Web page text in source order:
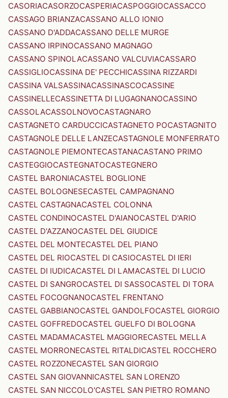
CASORIACASORZOCASPERIACASPOGGIOCASSACCO
CASSAGO BRIANZACASSANO ALLO IONIO
CASSANO D'ADDACASSANO DELLE MURGE
CASSANO IRPINOCASSANO MAGNAGO
CASSANO SPINOLACASSANO VALCUVIACASSARO
CASSIGLIOCASSINA DE' PECCHICASSINA RIZZARDI
CASSINA VALSASSINACASSINASCOCASSINE
CASSINELLECASSINETTA DI LUGAGNANOCASSINO
CASSOLACASSOLNOVOCASTAGNARO
CASTAGNETO CARDUCCICASTAGNETO POCASTAGNITO
CASTAGNOLE DELLE LANZECASTAGNOLE MONFERRATO
CASTAGNOLE PIEMONTECASTANACASTANO PRIMO
CASTEGGIOCASTEGNATOCASTEGNERO
CASTEL BARONIACASTEL BOGLIONE
CASTEL BOLOGNESECASTEL CAMPAGNANO
CASTEL CASTAGNACASTEL COLONNA
CASTEL CONDINOCASTEL D'AIANOCASTEL D'ARIO
CASTEL D'AZZANOCASTEL DEL GIUDICE
CASTEL DEL MONTECASTEL DEL PIANO
CASTEL DEL RIOCASTEL DI CASIOCASTEL DI IERI
CASTEL DI IUDICACASTEL DI LAMACASTEL DI LUCIO
CASTEL DI SANGROCASTEL DI SASSOCASTEL DI TORA
CASTEL FOCOGNANOCASTEL FRENTANO
CASTEL GABBIANOCASTEL GANDOLFOCASTEL GIORGIO
CASTEL GOFFREDOCASTEL GUELFO DI BOLOGNA
CASTEL MADAMACASTEL MAGGIORECASTEL MELLA
CASTEL MORRONECASTEL RITALDICASTEL ROCCHERO
CASTEL ROZZONECASTEL SAN GIORGIO
CASTEL SAN GIOVANNICASTEL SAN LORENZO
CASTEL SAN NICCOLO'CASTEL SAN PIETRO ROMANO